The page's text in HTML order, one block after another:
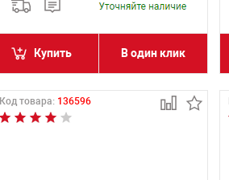
Купить В один клик
Код товара: 136596